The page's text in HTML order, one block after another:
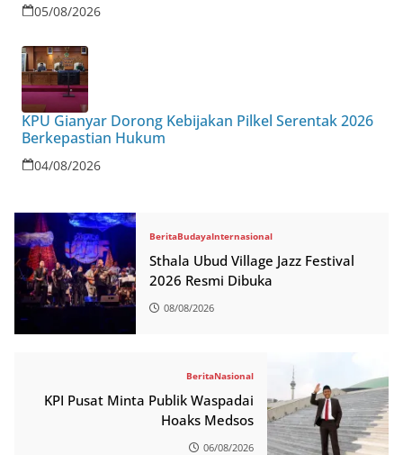
05/08/2026
KPU Gianyar Dorong Kebijakan Pilkel Serentak 2026
Berkepastian Hukum
04/08/2026
BeritaBudayaInternasional
Sthala Ubud Village Jazz Festival
2026 Resmi Dibuka
08/08/2026
BeritaNasional
KPI Pusat Minta Publik Waspadai
Hoaks Medsos
06/08/2026